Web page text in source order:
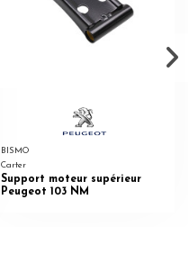
BISMO
Carter
Support moteur supérieur
Peugeot 103 NM